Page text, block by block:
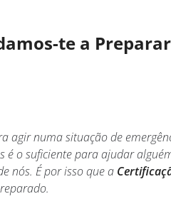
te a
agir numa situação de
é o suficiente para ajudar
nós. É por isso que a